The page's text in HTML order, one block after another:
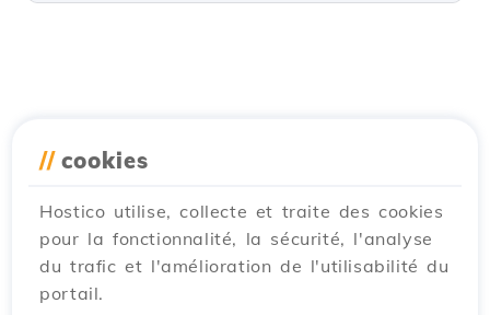
// cookies
Hostico utilise, collecte et traite des cookies
pour la fonctionnalité, la sécurité, l'analyse
du trafic et l'amélioration de l'utilisabilité du
portail.